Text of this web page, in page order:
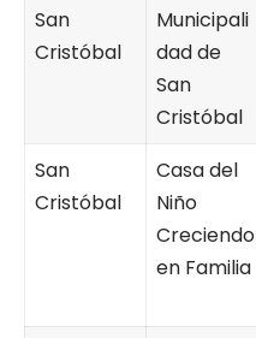
San
Cristóbal
Municipali
dad de
San
Cristóbal
San
Cristóbal
Casa del
Niño
Creciendo
en Familia